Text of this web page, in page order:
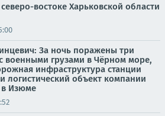
востоке Харьковской области
За ночь поражены три
военными грузами в Чёрном море,
инфраструктура станции
логистический объект компании
Изюме